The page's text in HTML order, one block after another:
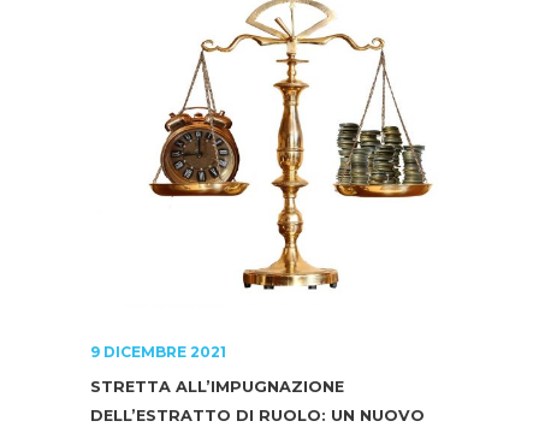
9 DICEMBRE 2021
STRETTA ALL’IMPUGNAZIONE
DELL’ESTRATTO DI RUOLO: UN NUOVO